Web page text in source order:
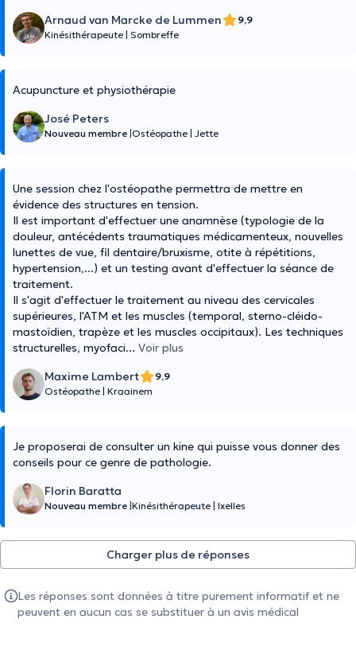
Arnaud van Marcke de Lummen
9,9
Kinésithérapeute
Sombreffe
Acupuncture et physiothérapie
José Peters
Nouveau membre Ostéopathe Jette
Une session chez l'ostéopathe permettra de mettre en
évidence des structures en tension.
Il est important d'effectuer une anamnèse (typologie de la
douleur, antécédents traumatiques médicamenteux, nouvelles
lunettes de vue, fil dentaire/bruxisme, otite à répétitions,
hypertension,...) et un testing avant d'effectuer la séance de
traitement.
Il s'agit d'effectuer le traitement au niveau des cervicales
supérieures, l'ATM et les muscles (temporal, sterno-cléido-
mastoïdien, trapèze et les muscles occipitaux). Les techniques
structurelles, myofaci... Voir plus
Maxime Lambert
9,9
Ostéopathe Kraainem
Je proposerai de consulter un kine qui puisse vous donner des
conseils pour ce genre de pathologie.
Florin Baratta
Nouveau membre Kinésithérapeute Ixelles
Charger plus de réponses
Les réponses sont données à titre purement informatif et ne
peuvent en aucun cas se substituer à un avis médical